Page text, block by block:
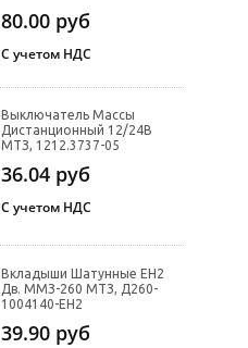
80.00 руб
С учетом НДС
Выключатель Массы
Дистанционный 12/24В
МТЗ, 1212.3737-05
36.04 руб
С учетом НДС
Вкладыши Шатунные ЕН2
Дв. ММЗ-260 МТЗ, Д260-
1004140-ЕН2
39.90 руб